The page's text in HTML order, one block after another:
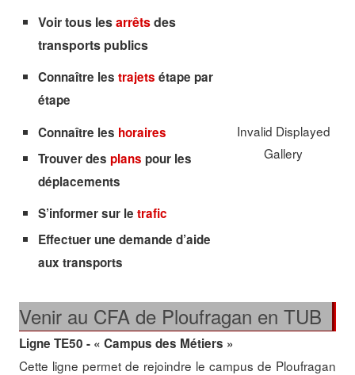
Voir tous lesarrêtsdes
transports publics
Connaître les trajets étape par
étape
Connaître les horaires
Trouver des plans pour les
déplacements
S’informer sur le trafic
Effectuer une demande d’aide
aux transports
Invalid Displayed
Gallery
Venir au CFA de Ploufragan en TUB
Ligne TE50 - « Campus des Métiers »
Cette ligne permet de rejoindre le campus de Ploufragan